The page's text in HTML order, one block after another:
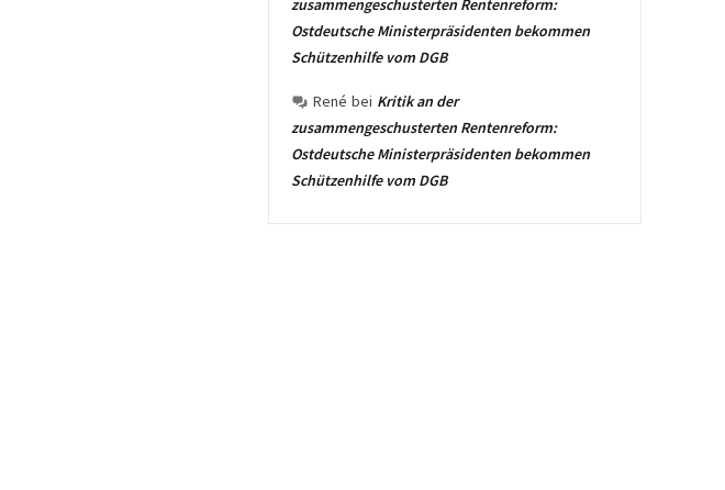
zusammengeschusterten Rentenreform:
Ostdeutsche Ministerpräsidenten bekommen
Schützenhilfe vom DGB
René bei Kritik an der
zusammengeschusterten Rentenreform:
Ostdeutsche Ministerpräsidenten bekommen
Schützenhilfe vom DGB